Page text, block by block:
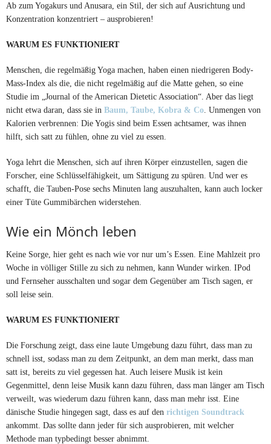
Ab zum Yogakurs und Anusara, ein Stil, der sich auf Ausrichtung und
Konzentration konzentriert – ausprobieren!
WARUM ES FUNKTIONIERT
Menschen, die regelmäßig Yoga machen, haben einen niedrigeren Body-
Mass-Index als die, die nicht regelmäßig auf die Matte gehen, so eine
Studie im „Journal of the American Dietetic Association“. Aber das liegt
nicht etwa daran, dass sie in Baum, Taube, Kobra & Co . Unmengen von
Kalorien verbrennen: Die Yogis sind beim Essen achtsamer, was ihnen
hilft, sich satt zu fühlen, ohne zu viel zu essen.
Yoga lehrt die Menschen, sich auf ihren Körper einzustellen, sagen die
Forscher, eine Schlüsselfähigkeit, um Sättigung zu spüren. Und wer es
schafft, die Tauben-Pose sechs Minuten lang auszuhalten, kann auch locker
einer Tüte Gummibärchen widerstehen.
Wie ein Mönch leben
Keine Sorge, hier geht es nach wie vor nur um’s Essen. Eine Mahlzeit pro
Woche in völliger Stille zu sich zu nehmen, kann Wunder wirken. IPod
und Fernseher ausschalten und sogar dem Gegenüber am Tisch sagen, er
soll leise sein.
WARUM ES FUNKTIONIERT
Die Forschung zeigt, dass eine laute Umgebung dazu führt, dass man zu
schnell isst, sodass man zu dem Zeitpunkt, an dem man merkt, dass man
satt ist, bereits zu viel gegessen hat. Auch leisere Musik ist kein
Gegenmittel, denn leise Musik kann dazu führen, dass man länger am Tisch
verweilt, was wiederum dazu führen kann, dass man mehr isst. Eine
dänische Studie hingegen sagt, dass es auf den richtigen Soundtrack
ankommt. Das sollte dann jeder für sich ausprobieren, mit welcher
Methode man typbedingt besser abnimmt.